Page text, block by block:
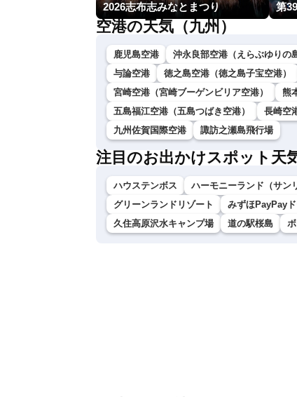
2026志布志みなとまつり 第
空港の天気（九州）
鹿児島空港 沖永良部空港（えらぶゆりの
与論空港
徳之島空港（徳之島子宝空港）
宮崎空港（宮崎ブーゲンビリア空港）
熊
五島福江空港（五島つばき空港）
長崎空
九州佐賀国際空港
諏訪之瀬島飛行場
注目のお出かけスポット天
ハウステンボス ハーモニーランド（サン
グリーンランドリゾート
みずほPayPay
久住高原沢水キャンプ場
道の駅桜島